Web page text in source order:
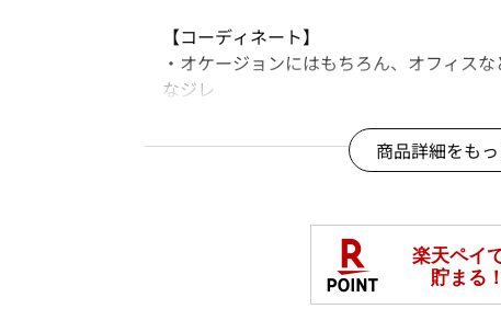
【コーディネート】
・オケージョンにはもちろん、オフィス
なジレ
す。
※商品画像は、光の当たり具合やパソコ
より、実際の色味と異なって見える場合
※店舗とWEBの販売時期は異なる場合が
※一部お取り扱いの無い店舗もございま
商品詳細をも